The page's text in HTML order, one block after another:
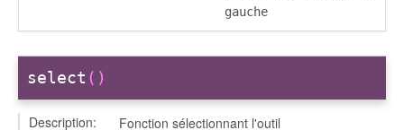
gauche
select ()
Description: Fonction sélectionnant l'outil